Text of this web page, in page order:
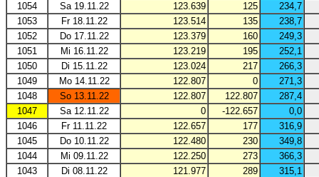
1054
Sa 19.11.22 123.639 125
234,7
1053
Fr 18.11.22 123.514 135
238,7
1052
Do 17.11.22 123.379 160
249,3
1051
Mi 16.11.22 123.219 195
252,1
1050
Di 15.11.22 123.024 217
266,3
1049
Mo 14.11.22 122.807 0
271,3
1048
So 13.11.22 122.807 122.807
287,4
1047
Sa 12.11.22 0 -122.657
0,0
1046
Fr 11.11.22 122.657 177
316,9
1045
Do 10.11.22 122.480 230
349,8
1044
Mi 09.11.22 122.250 273
366,3
1043
Di 08.11.22 121.977 289
315,1